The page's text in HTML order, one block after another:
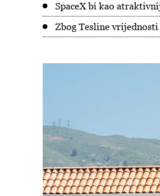
SpaceX bi kao
Zbog Tesline